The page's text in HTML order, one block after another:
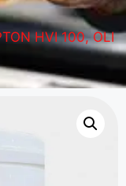
HVI 100, OLI